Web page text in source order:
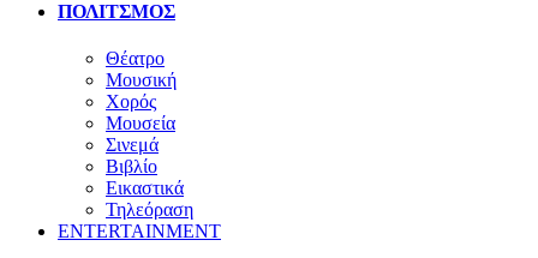
ΠΟΛΙΤΣΜΟΣ
Θέατρο
Μουσική
Χορός
Μουσεία
Σινεμά
Βιβλίο
Εικαστικά
Τηλεόραση
ENTERTAINMENT